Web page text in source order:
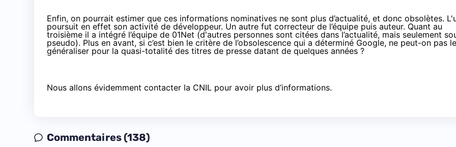
Enfin, on pourrait estimer que ces informations nominatives ne sont plus d’actualité, et donc obsolètes.
poursuit en effet son activité de développeur. Un autre fut correcteur de l’équipe puis auteur. Quant au
troisième il a intégré l’équipe de 01Net (d'autres personnes sont citées dans l’actualité, mais seulement
pseudo). Plus en avant, si c’est bien le critère de l’obsolescence qui a déterminé Google, ne peut-on pas le
généraliser pour la quasi-totalité des titres de presse datant de quelques années ?
Nous allons évidemment contacter la CNIL pour avoir plus d’informations.
Commentaires (138)